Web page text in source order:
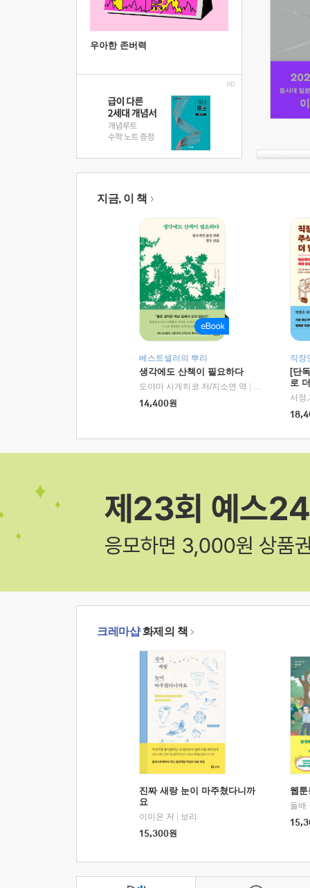
우아한 존버력
지금, 이 책
베스트셀러의 뿌리
생각에도 산책이 필요하다
도야마 시게히코 저/지소연 역
알에이치코리
14,400원
직장
[단
로
크레마샵화제의 책
진짜 새랑 눈이 마주쳤다니까
요
이이은 저
보리
15,300원
웹
돌배